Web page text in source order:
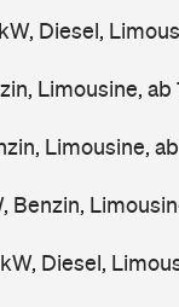
Diesel,
Limousine, ab
Limousine,
Benzin,
Diesel,